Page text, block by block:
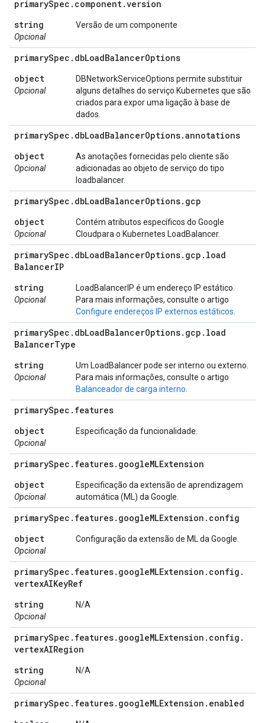
primarySpec . component.version
string
Opcional
Versão de um componente
primarySpec . dbLoadBalancerOptions
object
Opcional
DBNetworkServiceOptions permite substituir
alguns detalhes do serviço Kubernetes que são
criados para expor uma ligação à base de
dados.
primarySpec . dbLoadBalancerOptions.annotations
object
Opcional
As anotações fornecidas pelo cliente são
adicionadas ao objeto de serviço do tipo
loadbalancer.
primarySpec . dbLoadBalancerOptions. gcp
object
Opcional
Contém atributos específicos do Google
Cloudpara o Kubernetes LoadBalancer.
primarySpec . dbLoadBalancerOptions. gcp . load
BalancerIP
string
Opcional
LoadBalancerIP é um endereço IP estático.
Para mais informações, consulte o artigo
Configure endereços IP externos estáticos
primarySpec . dbLoadBalancerOptions. gcp . load
BalancerType
string
Opcional
Um LoadBalancer pode ser interno ou externo.
Para mais informações, consulte o artigo
Balanceador de carga interno
primarySpec . features
object
Opcional
Especificação da funcionalidade.
primarySpec . features. googleMLExtension
object
Opcional
Especificação da extensão de aprendizagem
automática (ML) da Google.
primarySpec . features. googleMLExtension . config
object
Opcional
Configuração da extensão de ML da Google.
primarySpec . features. googleMLExtension . config .
vertexAIKeyRef
string
Opcional
N/A
primarySpec . features. googleMLExtension . config .
vertexAIRegion
string
Opcional
N/A
primarySpec . features. googleMLExtension . enabled